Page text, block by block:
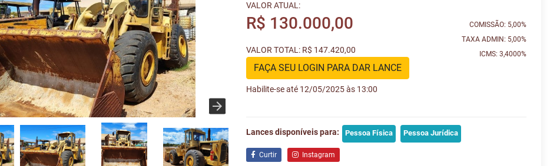
VALOR ATUAL:
R$ 130.000,00
VALOR TOTAL: R$ 147.420,00
FAÇA SEU LOGIN PARA DAR LANCE
Habilite-se até 12/05/2025 às 13:00
COMISSÃO: 5,00%
TAXA ADMIN: 5,00%
ICMS: 3,4000%
Lances disponíveis para: Pessoa Física Pessoa Jurídica
Curtir Instagram